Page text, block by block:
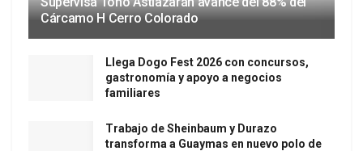
Cárcamo H Cerro Colorado
Llega Dogo Fest 2026 con concursos,
gastronomía y apoyo a negocios
familiares
Trabajo de Sheinbaum y Durazo
transforma a Guaymas en nuevo polo de